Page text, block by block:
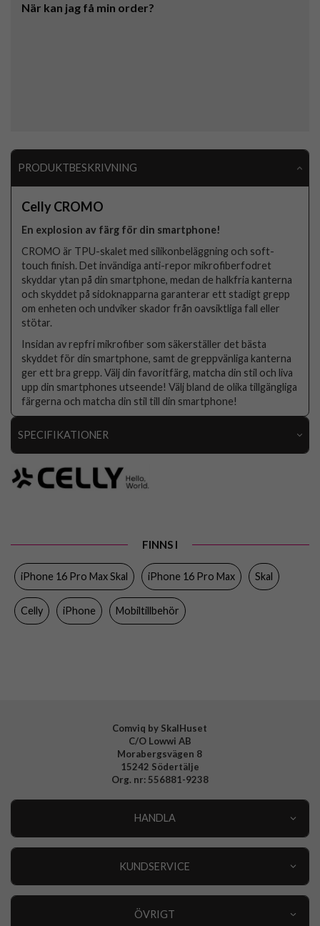
När kan jag få min order?
PRODUKTBESKRIVNING
Celly CROMO
En explosion av färg för din smartphone!
CROMO är TPU-skalet med silikonbeläggning och soft-
touch finish. Det invändiga anti-repor mikrofiberfodret
skyddar ytan på din smartphone, medan de halkfria kanterna
och skyddet på sidoknapparna garanterar ett stadigt grepp
om enheten och undviker skador från oavsiktliga fall eller
stötar.
Insidan av repfri mikrofiber som säkerställer det bästa
skyddet för din smartphone, samt de greppvänliga kanterna
ger ett bra grepp. Välj din favoritfärg, matcha din stil och liva
upp din smartphones utseende! Välj bland de olika tillgängliga
färgerna och matcha din stil till din smartphone!
SPECIFIKATIONER
Artikelnummer
Passar till
Trådlös laddning-kompatibel
Färg Svart
Material Mjukplast (TPU)
Varumärke
FINNS I
iPhone 16 Pro Max Skal iPhone 16 Pro Max Skal
Celly iPhone Mobiltillbehör
Comviq by SkalHuset
C/O Lowwi AB
Morabergsvägen 8
15242 Södertälje
Org. nr: 556881-9238
HANDLA
KUNDSERVICE
ÖVRIGT